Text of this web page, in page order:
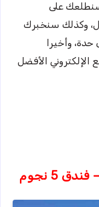
على
وكذلك سنخبرك
وأخيرا
الإلكتروني الأفضل